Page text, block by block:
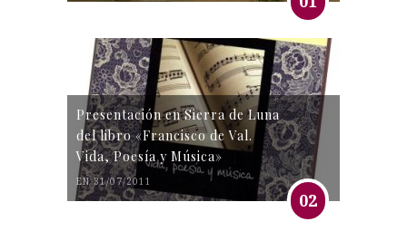
Presentación en Sierra de Luna
del libro «Francisco de Val.
Vida, Poesía y Música»
EN 31/07/2011
02